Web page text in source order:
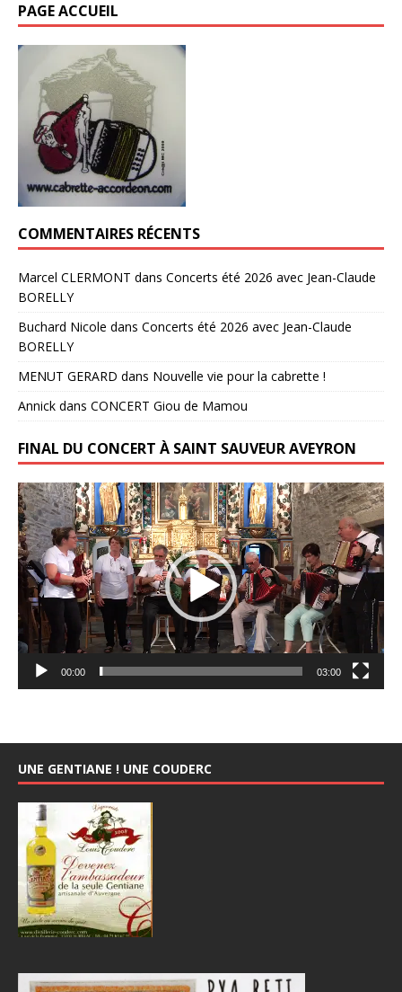
PAGE ACCUEIL
COMMENTAIRES RÉCENTS
Marcel CLERMONT dans Concerts été 2026 avec Jean-Claude
BORELLY
Buchard Nicole dans Concerts été 2026 avec Jean-Claude
BORELLY
MENUT GERARD dans Nouvelle vie pour la cabrette !
Annick dans CONCERT Giou de Mamou
FINAL DU CONCERT À SAINT SAUVEUR AVEYRON
Lecteur
vidéo
00:00 03:00
UNE GENTIANE ! UNE COUDERC